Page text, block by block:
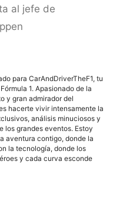
al jefe de
para CarAndDriverTheF1, tu
1. Apasionado de la
y gran admirador del
hacerte vivir intensamente la
análisis minuciosos y
los grandes eventos. Estoy
aventura contigo, donde la
la tecnología, donde los
y cada curva esconde